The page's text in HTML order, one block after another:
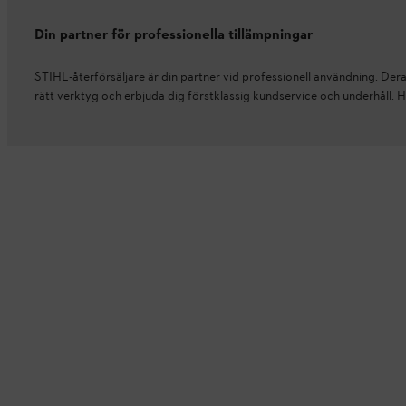
Din partner för professionella tillämpningar
STIHL-återförsäljare är din partner vid professionell användning.
rätt verktyg och erbjuda dig förstklassig kundservice och underhåll.